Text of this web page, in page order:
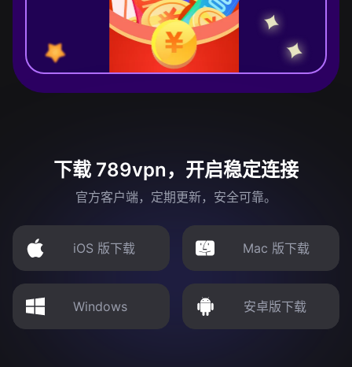
下载 789vpn，开启稳定连接
官方客户端，定期更新，安全可靠。
iOS 版下载 Mac 版下载
Windows 安卓版下载